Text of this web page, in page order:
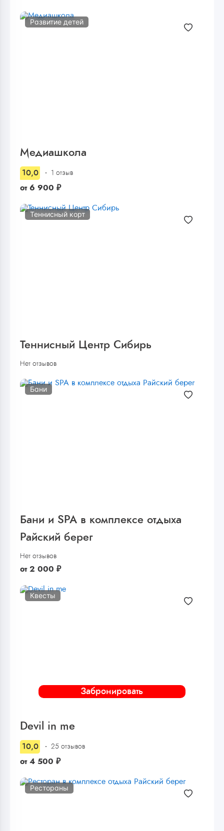
Развитие детей
Медиашкола
10,0 1 отзыв
от 6 900 ₽
Теннисный корт
Теннисный Центр Сибирь
Нет отзывов
Бани
Бани и SPA в комплексе отдыха
Райский берег
Нет отзывов
от 2 000 ₽
Забронировать
Квесты
Devil in me
10,0 25 отзывов
от 4 500 ₽
Рестораны